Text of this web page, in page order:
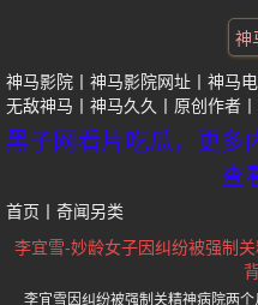
神
神马影院 神马影院网址 神马
无敌神马
神马久久 原创作者
黑子网看片吃瓜，更多
查
首页 奇闻另类
李宜雪-妙龄女子因纠纷被强制
李宜雪因纠纷被强制关精神病院两